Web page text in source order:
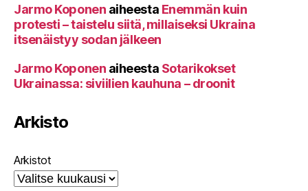
Jarmo Koponen aiheesta Enemmän kuin
protesti – taistelu siitä, millaiseksi Ukraina
itsenäistyy sodan jälkeen
Jarmo Koponen aiheesta Sotarikokset
Ukrainassa: siviilien kauhuna – droonit
Arkisto
Arkistot